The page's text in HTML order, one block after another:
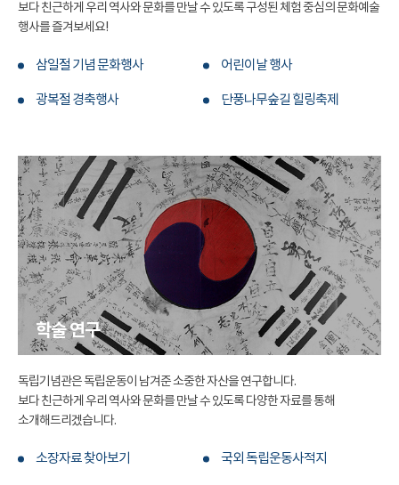
보다 친근하게 우리 역사와 문화를 만날 수 있도록 구성된 체험 중심의 문화예술
행사를 즐겨보세요!
삼일절 기념 문화행사 어린이날 행사
광복절 경축행사 단풍나무숲길 힐링축제
학술 연구
독립기념관은 독립운동이 남겨준 소중한 자산을 연구합니다.
보다 친근하게 우리 역사와 문화를 만날 수 있도록 다양한 자료를 통해
소개해드리겠습니다.
소장자료 찾아보기 국외 독립운동사적지